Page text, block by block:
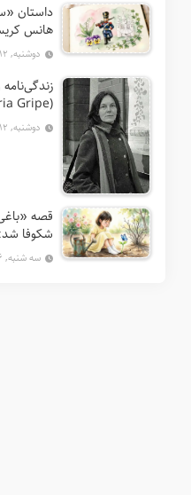
داستان
هانس
7 تا 12 سال) دوشنبه, ۱۲ مرداد
زندگی‌نامه
(Maria Gripe)
دوشنبه, ۱۲ مرداد
قصه
شکوفا شد»
سه شنبه, ۶ مرداد